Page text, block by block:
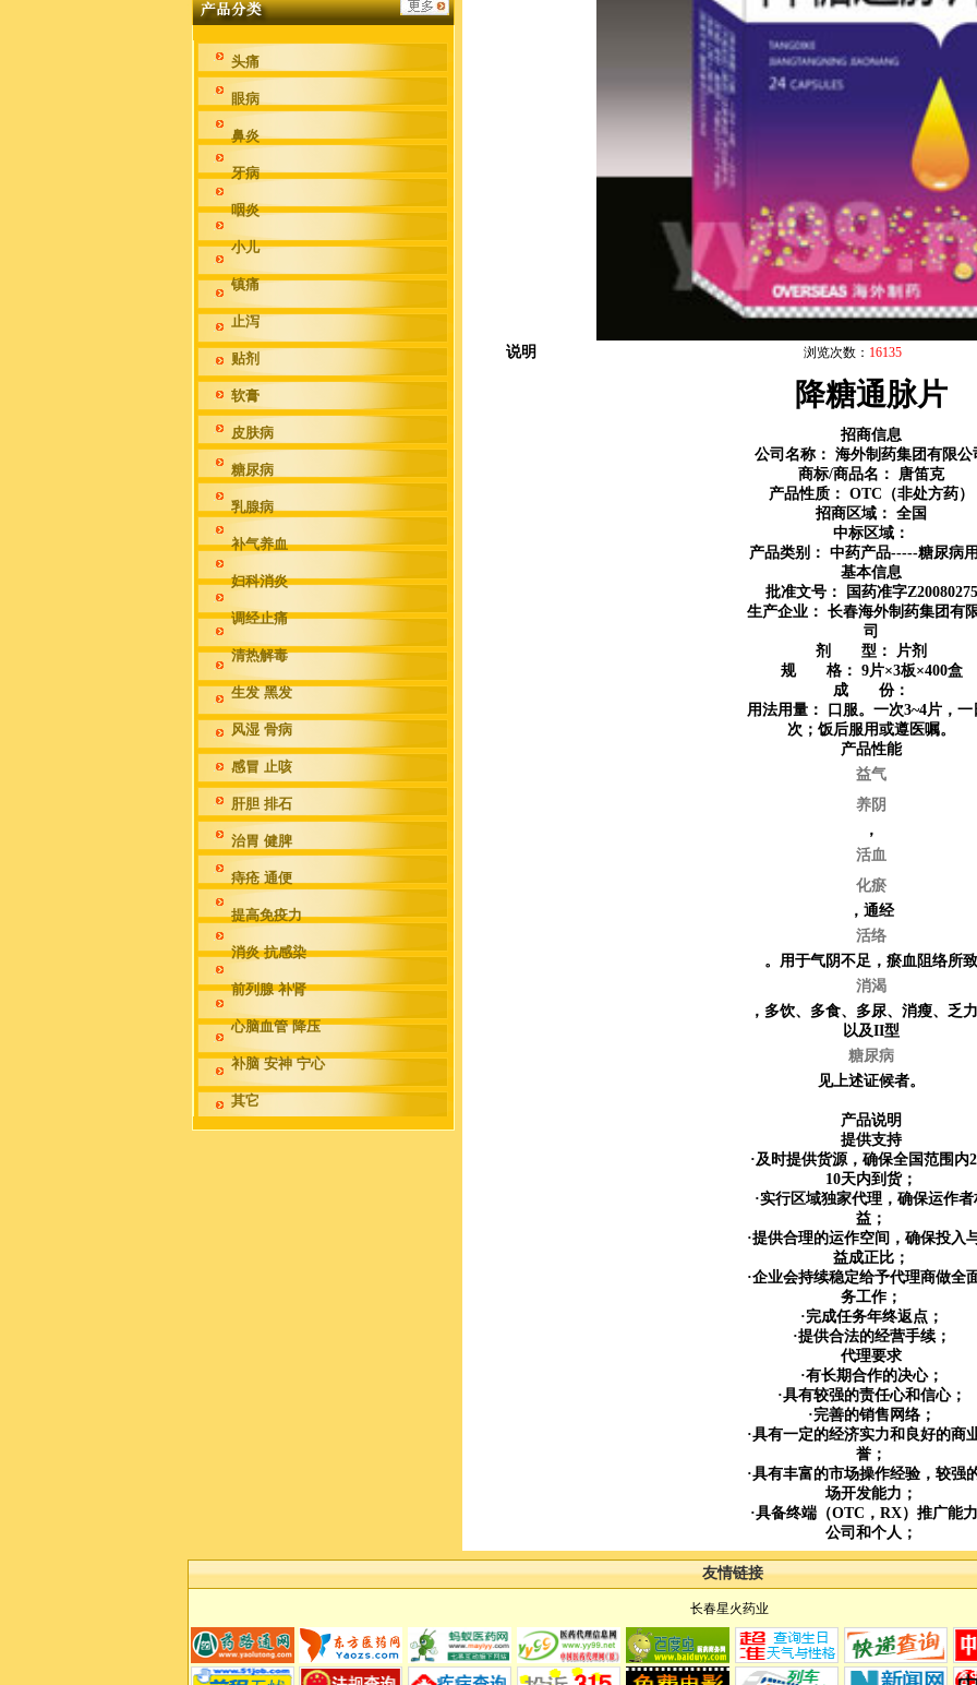
头痛
眼病
鼻炎
牙病
咽炎
小儿
镇痛
止泻
贴剂
软膏
皮肤病
糖尿病
乳腺病
补气养血
妇科消炎
调经止痛
清热解毒
生发 黑发
风湿 骨病
感冒 止咳
肝胆 排石
治胃 健脾
痔疮 通便
提高免疫力
消炎 抗感染
前列腺 补肾
心脑血管 降压
补脑 安神 宁心
其它
说明 浏览次数： 16135
降糖通脉片
招商信息
公司名称： 海外制药集团有限公
商标/商品名： 唐笛克
产品性质： OTC（非处方药）
招商区域： 全国
中标区域：
产品类别： 中药产品-----糖尿病
基本信息
批准文号： 国药准字Z20080275
生产企业： 长春海外制药集团有
司
剂 型：
片剂
规 格： 9片×3板×400盒
成 份：
用法用量： 口服。一次3~4片，一
次；饭后服用或遵医嘱。
产品性能
益气
养阴
，
活血
化瘀
，通经
活络
。用于气阴不足，瘀血阻络所致
消渴
，多饮、多食、多尿、消瘦、乏力
以及II型
糖尿病
见上述证候者。
产品说明
提供支持
·及时提供货源，确保全国范围内
10天内到货；
·实行区域独家代理，确保运作者
益；
·提供合理的运作空间，确保投入
益成正比；
·企业会持续稳定给予代理商做全
务工作；
·完成任务年终返点；
·提供合法的经营手续；
代理要求
·有长期合作的决心；
·具有较强的责任心和信心；
·完善的销售网络；
·具有一定的经济实力和良好的商
誉；
·具有丰富的市场操作经验，较强
场开发能力；
·具备终端（OTC，RX）推广能
公司和个人；
友情链接
长春星火药业